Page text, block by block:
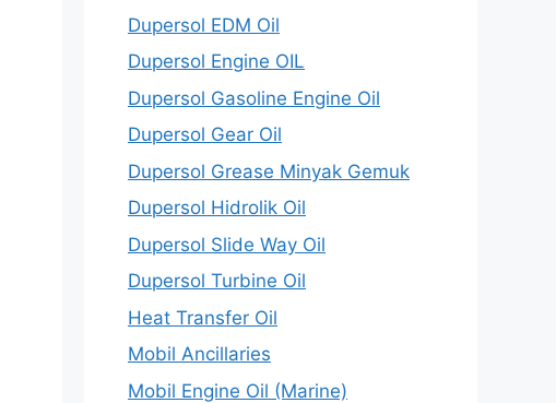
Dupersol EDM Oil
Dupersol Engine OIL
Dupersol Gasoline Engine Oil
Dupersol Gear Oil
Dupersol Grease Minyak Gemuk
Dupersol Hidrolik Oil
Dupersol Slide Way Oil
Dupersol Turbine Oil
Heat Transfer Oil
Mobil Ancillaries
Mobil Engine Oil (Marine)